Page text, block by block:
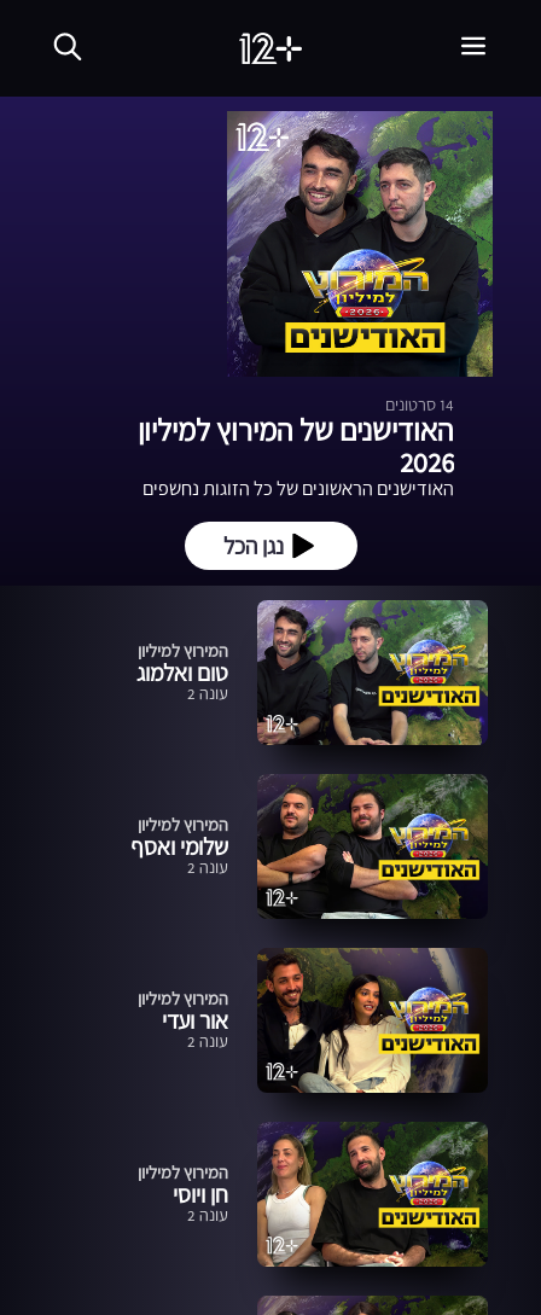
14 סרטונים
האודישנים של המירוץ למיליון
2026
האודישנים הראשונים של כל הזוגות נחשפים
נגן הכל
המירוץ למיליון
טום ואלמוג
עונה 2
המירוץ למיליון
שלומי ואסף
עונה 2
המירוץ למיליון
אור ועדי
עונה 2
המירוץ למיליון
חן ויוסי
עונה 2